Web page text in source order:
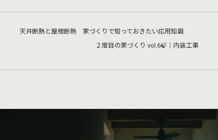
天井断熱と屋根断熱 家づくりで知っておきたい応用知識
２度目の家づくり vol.6🍃｜内装工事